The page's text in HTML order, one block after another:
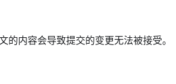
内容会导致提交的变更无法被接受。